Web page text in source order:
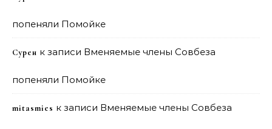
попеняли Помойке
Сурен к записи Вменяемые члены Совбеза
попеняли Помойке
mitasmies к записи Вменяемые члены Совбеза